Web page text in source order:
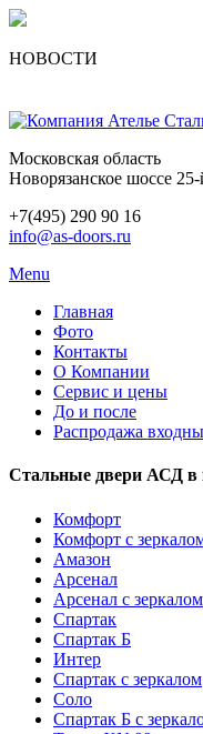
НОВОСТИ
Московская область
Новорязанское шоссе
+7(495) 290 90 16
info@as-doors.ru
Menu
Главная
Фото
Контакты
О Компании
Сервис и цены
До и после
Распродажа
Стальные двери АСД в
Комфорт
Комфорт с
Амазон
Арсенал
Арсенал с зеркалом
Спартак
Спартак Б
Интер
Спартак с зеркалом
Соло
Спартак Б с